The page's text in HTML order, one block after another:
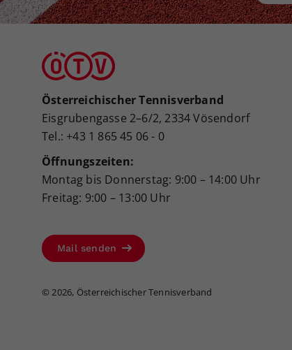
Österreichischer Tennisverband
Eisgrubengasse 2–6/2, 2334 Vösendorf
Tel.: +43 1 865 45 06 - 0
Öffnungszeiten:
Montag bis Donnerstag: 9:00 – 14:00 Uhr
Freitag: 9:00 – 13:00 Uhr
Mail senden
© 2026, Österreichischer Tennisverband